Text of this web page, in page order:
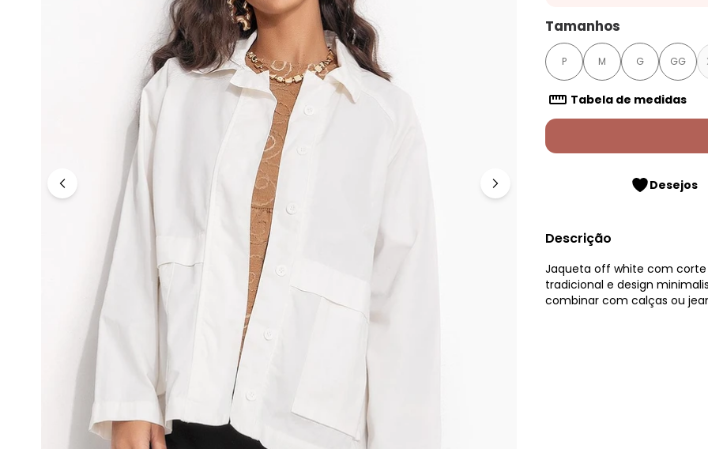
Ganhe 19% OFF Extra em
cupom: QUINTESS19. Válido
até 07/08/2026.
Tamanhos
P M G GG
Tabela de medidas
Desejos
Descrição
Jaqueta off white com
tradicional e design
combinar com calças ou